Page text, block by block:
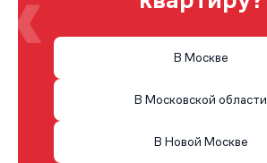
В Москве
В Московской области
В Новой Москве